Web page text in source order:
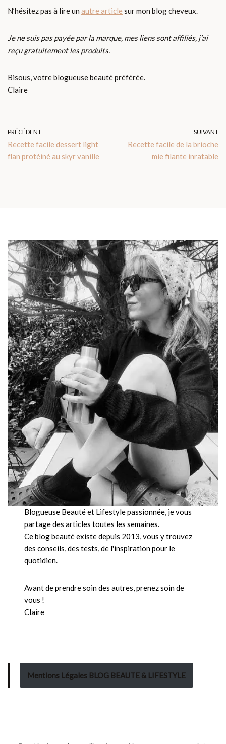
N’hésitez pas à lire un autre article sur mon blog cheveux.
Je ne suis pas payée par la marque, mes liens sont affiliés, j’ai
reçu gratuitement les produits.
Bisous, votre blogueuse beauté préférée.
Claire
PRÉCÉDENT
Recette facile dessert light
flan protéiné au skyr vanille
SUIVANT
Recette facile de la brioche
mie filante inratable
Blogueuse Beauté et Lifestyle passionnée, je vous
partage des articles toutes les semaines.
Ce blog beauté existe depuis 2013, vous y trouvez
des conseils, des tests, de l'inspiration pour le
quotidien.
Avant de prendre soin des autres, prenez soin de
vous !
Claire
Mentions Légales BLOG BEAUTE & LIFESTYLE